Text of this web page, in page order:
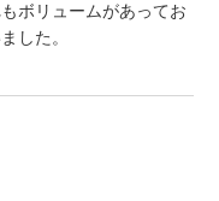
ボリュームがあってお
した。